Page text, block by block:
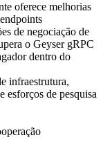
oferece melhorias
de negociação de
o Geyser gRPC
dentro do
infraestrutura,
esforços de pesquisa